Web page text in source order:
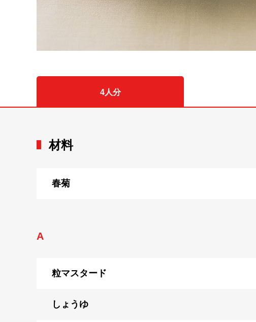
4人分
材料
春菊
A
粒マスタード
しょうゆ